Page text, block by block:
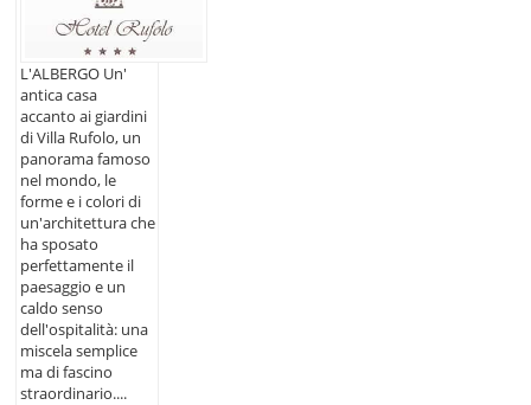
L'ALBERGO Un'
antica casa
accanto ai giardini
di Villa Rufolo, un
panorama famoso
nel mondo, le
forme e i colori di
un'architettura che
ha sposato
perfettamente il
paesaggio e un
caldo senso
dell'ospitalità: una
miscela semplice
ma di fascino
straordinario....